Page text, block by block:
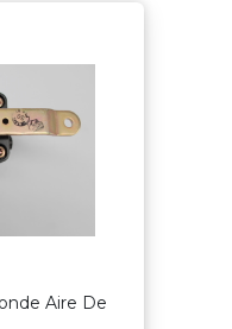
Aire De